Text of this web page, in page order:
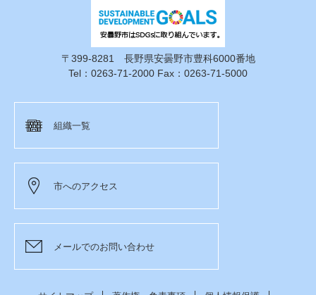
〒399-8281 長野県安曇野市豊科6000番地
Tel：0263-71-2000 Fax：0263-71-5000
組織一覧
市へのアクセス
メールでのお問い合わせ